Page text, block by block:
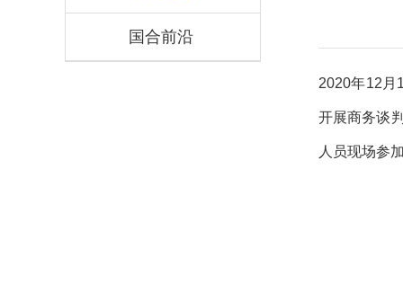
国合前沿
2020年12月
开展商务谈
人员现场参